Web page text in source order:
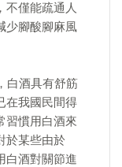
不僅能疏通人
少腳酸腳麻風
白酒具有舒筋
在我國民間得
習慣用白酒來
於某些由於
白酒對關節進